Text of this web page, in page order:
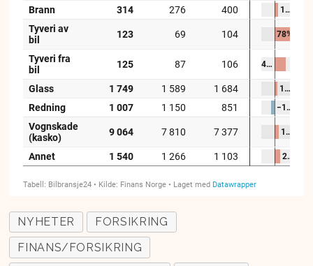
NYHETER
FORSIKRING
FINANS/FORSIKRING